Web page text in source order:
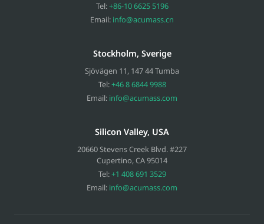
Tel:+86-10 6625 5196
Email: info@acumass.cn
Stockholm, Sverige
Sjövägen 11, 147 44Tumba
Tel:+46 8 6844 9988
Email: info@acumass.com
Silicon Valley, USA
20660 Stevens Creek Blvd. #227
Cupertino,CA95014
Tel:+1 408 691 3529
Email: info@acumass.com